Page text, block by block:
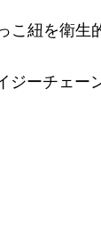
紐を衛生
ーチェー